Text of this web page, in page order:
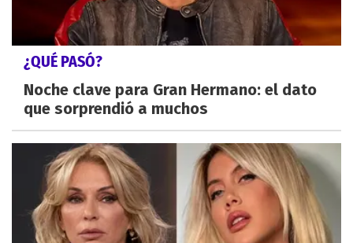
¿QUÉ PASÓ?
Noche clave para Gran Hermano: el dato
que sorprendió a muchos